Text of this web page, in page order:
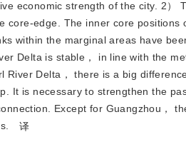
economic strength of the city. 2
core-edge. The inner core
within the marginal areas have
Delta is stable， in line with the
River Delta， there is a big
It is necessary to strengthen the
Except for Guangzhou，
译